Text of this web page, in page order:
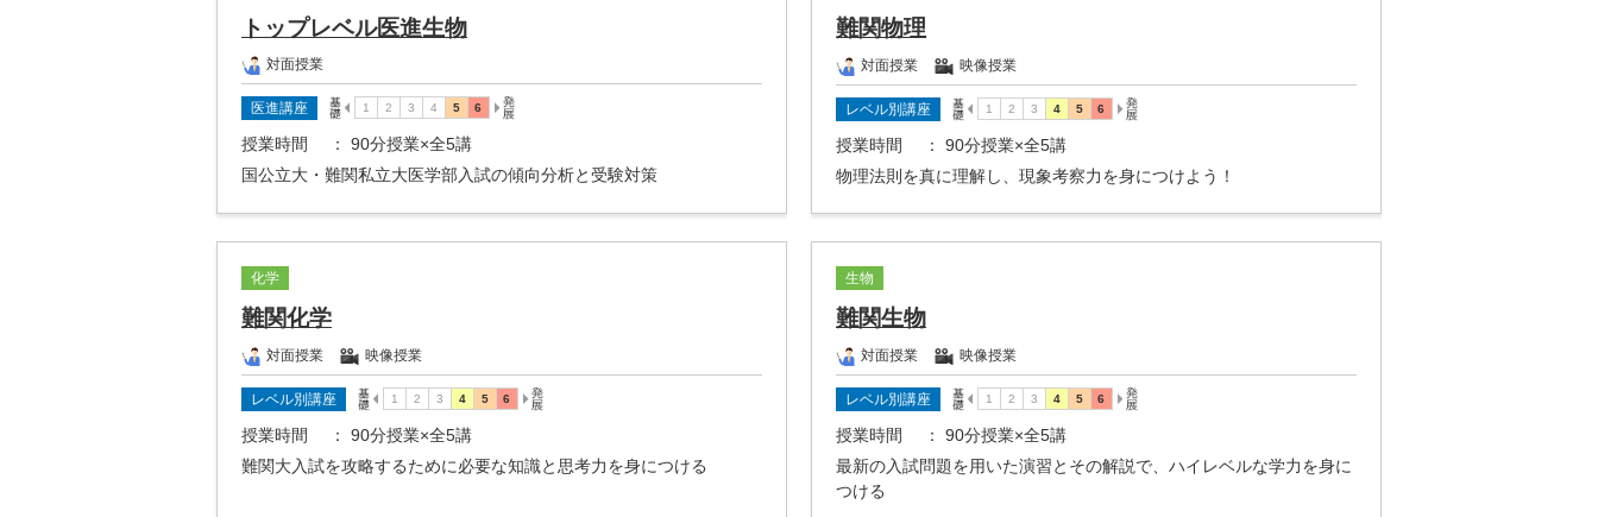
トップレベル医進生物
対面授業
医進講座
授業時間
： 90分授業×全5講
国公立大・難関私立大医学部入試の傾向分析と受験対策
難関物理
対面授業 映像授業
レベル別講座
授業時間
： 90分授業×全5講
物理法則を真に理解し、現象考察力を身につけよう！
化学
難関化学
対面授業 映像授業
レベル別講座
授業時間
： 90分授業×全5講
難関大入試を攻略するために必要な知識と思考力を身につける
生物
難関生物
対面授業 映像授業
レベル別講座
授業時間
： 90分授業×全5講
最新の入試問題を用いた演習とその解説で、ハイレベルな学力を身に
つける